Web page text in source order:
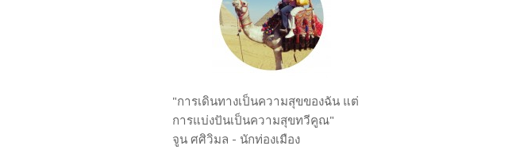
"การเดินทางเป็นความสุขของฉัน แต่
การแบ่งปันเป็นความสุขทวีคูณ"
จูน ศศิวิมล - นักท่องเมือง